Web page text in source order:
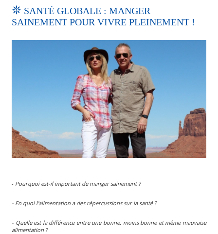
SANTÉ GLOBALE : MANGER
SAINEMENT POUR VIVRE PLEINEMENT !
- Pourquoi est-il important de manger sainement ?
- En quoi l’alimentation a des répercussions sur la santé ?
- Quelle est la différence entre une bonne, moins bonne et même mauvaise
alimentation ?